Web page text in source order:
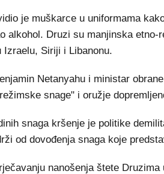
je muškarce u uniformama
alkohol. Druzi su manjinska
Izraelu, Siriji i Libanonu.
Netanyahu i ministar
snage" i oružje
snaga kršenje je politike
od dovođenja snaga koje
nanošenja štete